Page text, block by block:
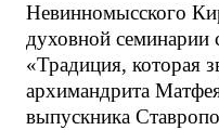
Невинномысского
духовной семинарии
«Традиция, которая
архимандрита
выпускника